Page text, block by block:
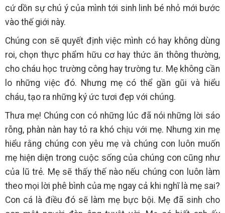
cứ dồn sự chú ý của mình tới sinh linh bé nhỏ mới bước
vào thế giới này.
Chúng con sẽ quyết định việc mình có hay không dùng
roi, chọn thực phẩm hữu cơ hay thức ăn thông thường,
cho cháu học trường công hay trường tư. Mẹ không cần
lo những việc đó. Nhưng mẹ có thể gần gũi và hiểu
cháu, tạo ra những ký ức tươi đẹp với chúng.
Thưa mẹ! Chúng con có những lúc đã nói những lời sáo
rỗng, phàn nàn hay tỏ ra khó chịu với mẹ. Nhưng xin mẹ
hiểu rằng chúng con yêu mẹ và chúng con luôn muốn
mẹ hiện diện trong cuộc sống của chúng con cũng như
của lũ trẻ. Mẹ sẽ thấy thế nào nếu chúng con luôn làm
theo mọi lời phê bình của mẹ ngay cả khi nghĩ là mẹ sai?
Con cá là điều đó sẽ làm mẹ bực bội. Mẹ đã sinh cho